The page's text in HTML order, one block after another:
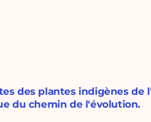
des plantes indigènes de
du chemin de l'évolution.